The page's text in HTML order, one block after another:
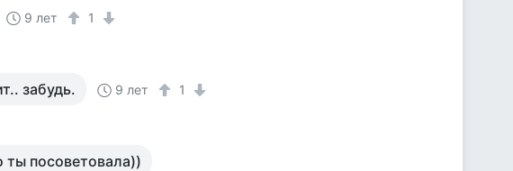
9 лет 1
забудь. 9 лет 1
посоветовала))